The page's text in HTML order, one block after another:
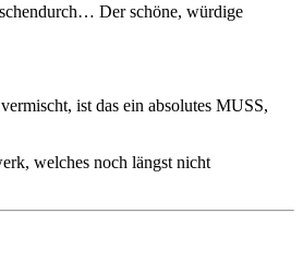
Der schöne, würdige
ist das ein absolutes MUSS,
welches noch längst nicht